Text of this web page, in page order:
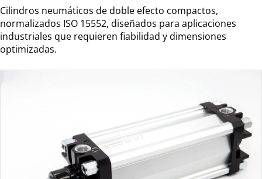
Cilindros neumáticos de doble efecto compactos,
normalizados ISO 15552, diseñados para aplicaciones
industriales que requieren fiabilidad y dimensiones
optimizadas.